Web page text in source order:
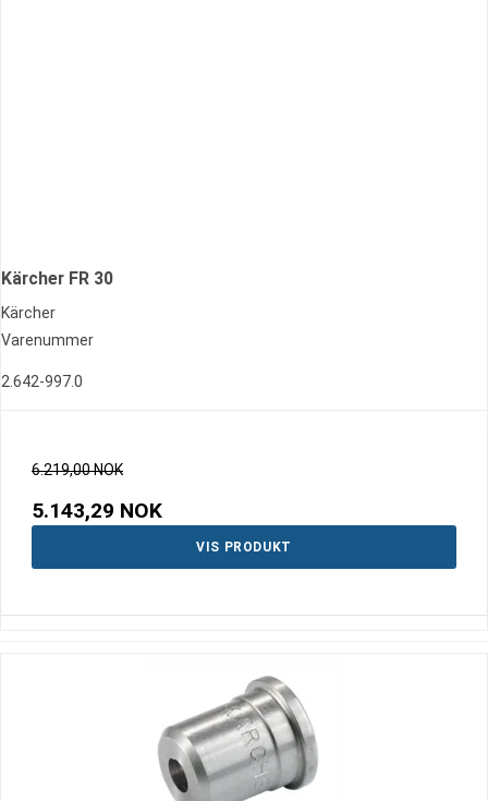
Kärcher FR 30
Kärcher
Varenummer
2.642-997.0
6.219,00 NOK
5.143,29 NOK
VIS PRODUKT